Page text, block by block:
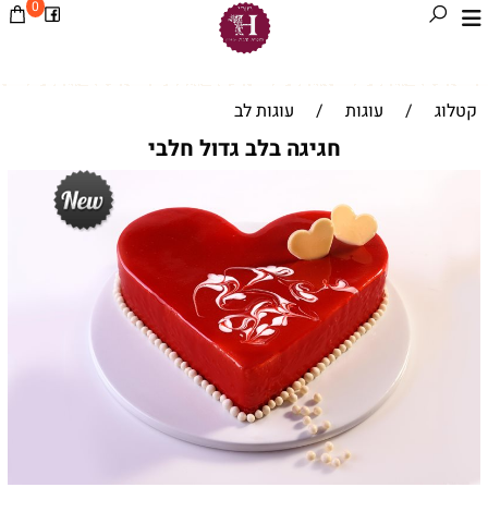
0
קטלוג / עוגות / עוגות לב
חגיגה בלב גדול חלבי